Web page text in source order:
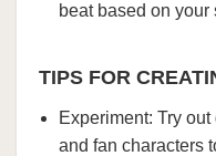
beat based on your
TIPS FOR
Experiment: Try
and fan characters